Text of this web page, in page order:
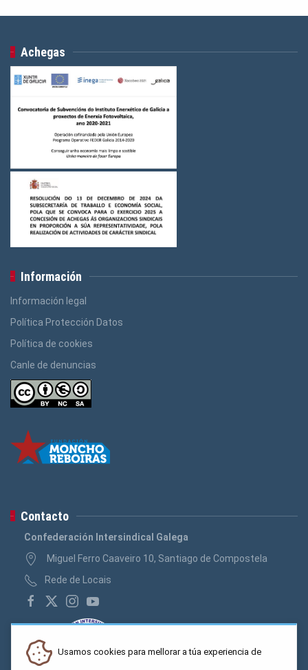
Achegas
Información
Información legal
Política Protección Datos
Política de cookies
Canle de denuncias
Contacto
Confederación Intersindical Galega
Miguel Ferro Caaveiro 10, Santiago de Compostela
Rede de Locais
Usamos cookies para mellorar a túa experiencia de